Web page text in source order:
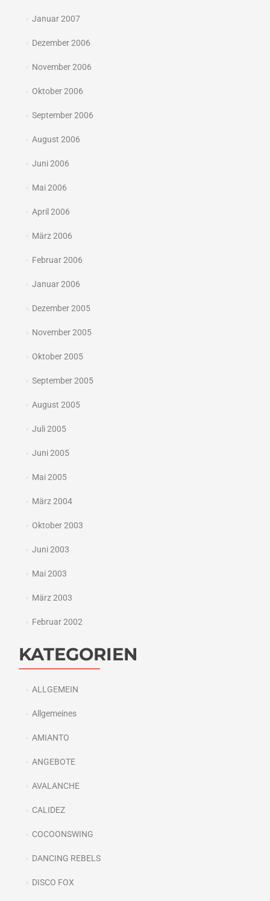
Januar 2007
Dezember 2006
November 2006
Oktober 2006
September 2006
August 2006
Juni 2006
Mai 2006
April 2006
März 2006
Februar 2006
Januar 2006
Dezember 2005
November 2005
Oktober 2005
September 2005
August 2005
Juli 2005
Juni 2005
Mai 2005
März 2004
Oktober 2003
Juni 2003
Mai 2003
März 2003
Februar 2002
KATEGORIEN
ALLGEMEIN
Allgemeines
AMIANTO
ANGEBOTE
AVALANCHE
CALIDEZ
COCOONSWING
DANCING REBELS
DISCO FOX